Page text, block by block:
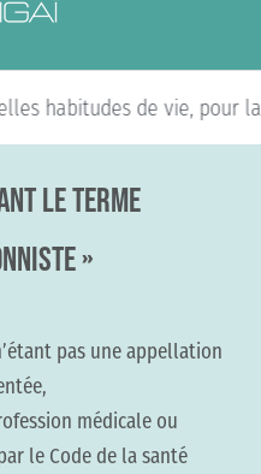
habitudes de vie, pour la
LE TERME
»
pas une appellation
médicale ou
le Code de la santé